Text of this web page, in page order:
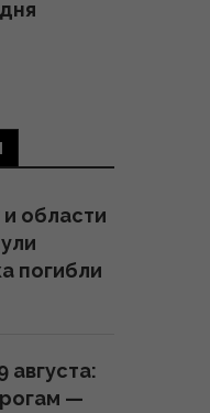
какие
области
погибли
августа:
—